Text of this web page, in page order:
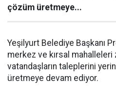
çözüm üretmeye...
Yeşilyurt Belediye Başkanı
merkez ve kırsal
vatandaşların taleplerini
üretmeye devam ediyor.